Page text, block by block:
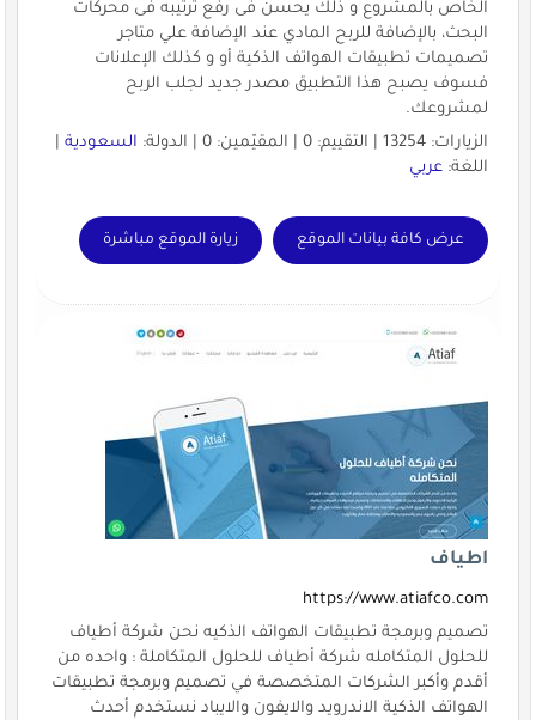
الخاص بالمشروع و ذلك يحسن فى رفع ترتيبه فى محركات
البحث، بالإضافة للربح المادي عند الإضافة علي متاجر
تصميمات تطبيقات الهواتف الذكية أو و كذلك الإعلانات
فسوف يصبح هذا التطبيق مصدر جديد لجلب الربح
لمشروعك.
الزيارات: 13254 | التقييم: 0 | المقيّمين: 0 | الدولة:
السعودية|
اللغة: عربي
عرض كافة بيانات الموقع زيارة الموقع مباشرة
اطياف
https://www.atiafco.com
تصميم وبرمجة تطبيقات الهواتف الذكيه نحن شركة أطياف
للحلول المتكامله شركة أطياف للحلول المتكاملة : واحده من
أقدم وأكبر الشركات المتخصصة في تصميم وبرمجة تطبيقات
الهواتف الذكية الاندرويد والايفون والايباد نستخدم أحدث